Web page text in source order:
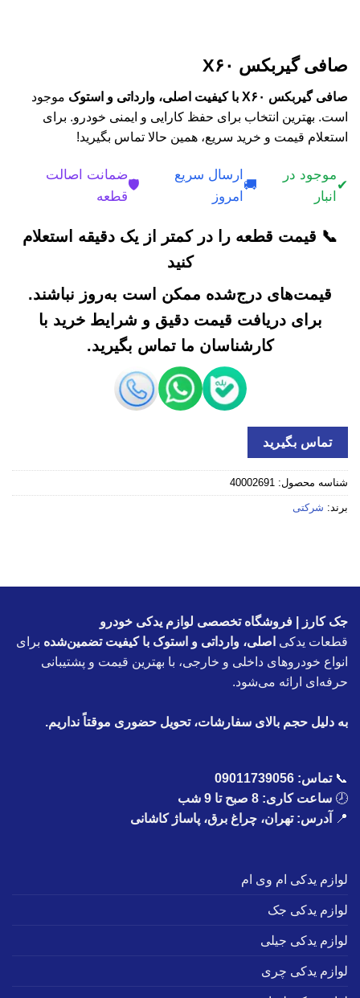
صافی گیربکس X۶۰
صافی گیربکس X۶۰ با کیفیت اصلی، وارداتی و استوک
موجود
است. بهترین انتخاب برای حفظ کارایی و ایمنی خودرو. برای
استعلام قیمت و خرید سریع، همین حالا تماس بگیرید!
✔
موجود در
انبار
🚚
ارسال سریع
امروز
🛡️
ضمانت اصالت
قطعه
📞 قیمت قطعه را در کمتر از یک دقیقه استعلام
کنید
قیمت‌های درج‌شده ممکن است به‌روز نباشند.
برای دریافت قیمت دقیق و شرایط خرید با
کارشناسان ما تماس بگیرید.
تماس بگیرید
شناسه محصول: 40002691
برند: شرکتی
جک کارز | فروشگاه تخصصی لوازم یدکی خودرو
قطعات یدکی اصلی، وارداتی و استوک با کیفیت تضمین‌شده برای
انواع خودروهای داخلی و خارجی، با بهترین قیمت و پشتیبانی
حرفه‌ای ارائه می‌شود.
به دلیل حجم بالای سفارشات، تحویل حضوری موقتاً نداریم.
📞تماس: 09011739056
🕗 ساعت کاری: 8 صبح تا 9 شب
📍
آدرس: تهران، چراغ برق، پاساژ کاشانی
لوازم یدکی ام وی ام
لوازم یدکی جک
لوازم یدکی جیلی
لوازم یدکی چری